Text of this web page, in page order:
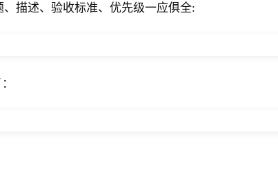
描述、验收标准、优先级一应俱全: